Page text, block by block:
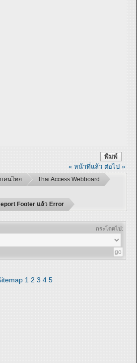
พิมพ์
« หน้าที่แล้ว ต่อไป »
คนไทย
Thai Access Webboard
Footer แล้ว Error
กระโดดไป:
1 2 3 4 5